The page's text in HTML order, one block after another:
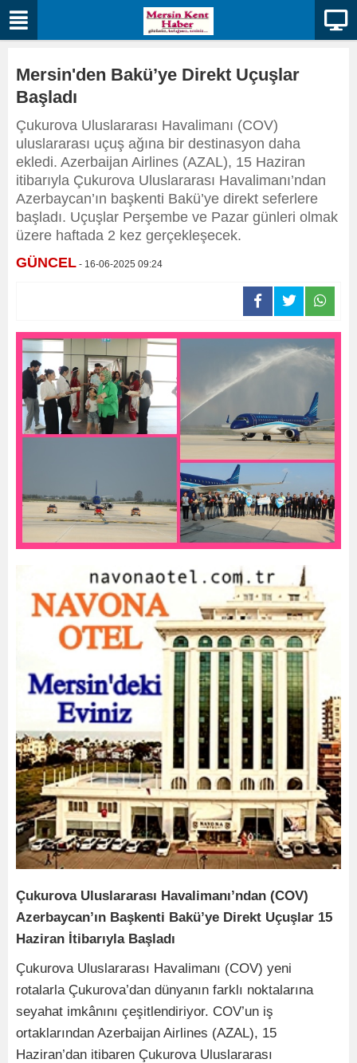
Mersin'den Bakü’ye Direkt Uçuşlar
Başladı
Çukurova Uluslararası Havalimanı (COV)
uluslararası uçuş ağına bir destinasyon daha
ekledi. Azerbaijan Airlines (AZAL), 15 Haziran
itibarıyla Çukurova Uluslararası Havalimanı’ndan
Azerbaycan’ın başkenti Bakü’ye direkt seferlere
başladı. Uçuşlar Perşembe ve Pazar günleri olmak
üzere haftada 2 kez gerçekleşecek.
GÜNCEL - 16-06-2025 09:24
Çukurova Uluslararası Havalimanı’ndan (COV)
Azerbaycan’ın Başkenti Bakü’ye Direkt Uçuşlar 15
Haziran İtibarıyla Başladı
Çukurova Uluslararası Havalimanı (COV) yeni
rotalarla Çukurova’dan dünyanın farklı noktalarına
seyahat imkânını çeşitlendiriyor. COV’un iş
ortaklarından Azerbaijan Airlines (AZAL), 15
Haziran’dan itibaren Çukurova Uluslararası